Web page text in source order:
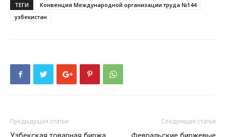
ТЕГИ
Конвенция Международной организации труда №144
узбекистан
Предыдущая статья Следующая статья